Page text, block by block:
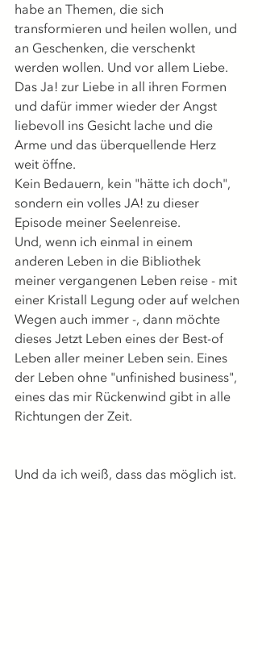
habe an Themen, die sich
transformieren und heilen wollen, und
an Geschenken, die verschenkt
werden wollen. Und vor allem Liebe.
Das Ja! zur Liebe in all ihren Formen
und dafür immer wieder der Angst
liebevoll ins Gesicht lache und die
Arme und das überquellende Herz
weit öffne.
Kein Bedauern, kein "hätte ich doch",
sondern ein volles JA! zu dieser
Episode meiner Seelenreise.
Und, wenn ich einmal in einem
anderen Leben in die Bibliothek
meiner vergangenen Leben reise - mit
einer Kristall Legung oder auf welchen
Wegen auch immer -, dann möchte
dieses Jetzt Leben eines der Best-of
Leben aller meiner Leben sein. Eines
der Leben ohne "unfinished business",
eines das mir Rückenwind gibt in alle
Richtungen der Zeit.
Und da ich weiß, dass das möglich ist.